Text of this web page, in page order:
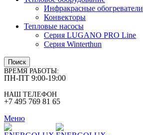
Инфракрасные обогреватели
Конвекторы
Тепловые насосы
Серия LUGANO PRO Line
Серия Winterthun
Поиск
ВРЕМЯ РАБОТЫ:
ПН-ПТ 9:00-19:00
НАШ ТЕЛЕФОН
+7 495 769 81 65
Меню